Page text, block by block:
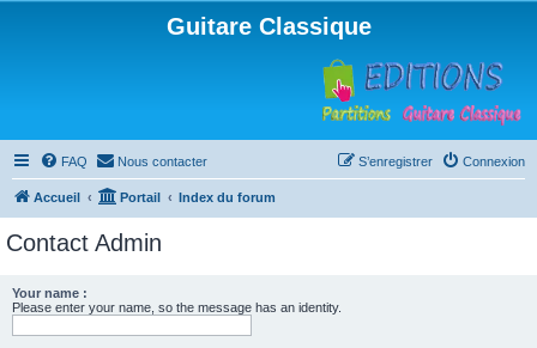
Guitare Classique
FAQ Nous contacter Connexion
S’enregistrer
Accueil Portail Index du forum
Contact Admin
Your name :
Please enter your name, so the message has an identity.